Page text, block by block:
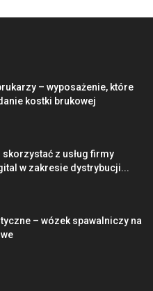
– wyposażenie, które
kostki brukowej
z usług firmy
w zakresie dystrybucji...
– wózek spawalniczy na